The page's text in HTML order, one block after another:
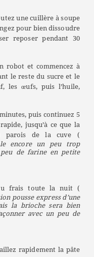
une cuillère à soupe
pour bien dissoudre
reposer pendant 30
robot et commencez à
le reste du sucre et le
les œufs, puis l’huile,
puis continuez 5
jusqu’à ce que la
parois de la cuve (
encore un peu trop
peu de farine en petite
frais toute la nuit (
pousse express d’une
la brioche sera bien
avec un peu de
rapidement la pâte